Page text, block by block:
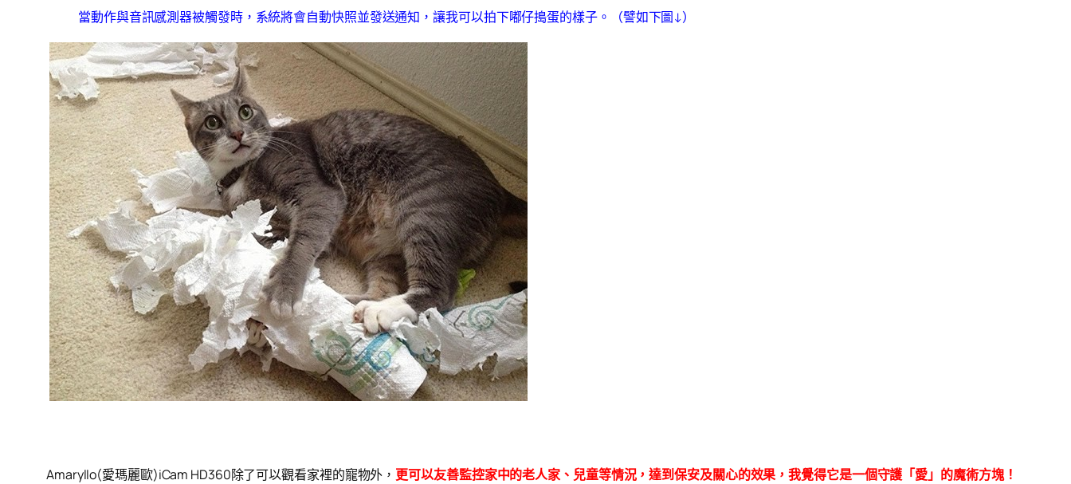
當動作與音訊感測器被觸發時，系統將會自動快照並發送通知，讓我可以拍下嘟仔搗蛋的樣子。（譬如下圖↓）
Amaryllo(愛瑪麗歐)iCam HD360除了可以觀看家裡的寵物外， 更可以友善監控家中的老人家、兒童等情況，達到保安及關心的效果，我覺得它是一個守護「愛」的魔術方塊！